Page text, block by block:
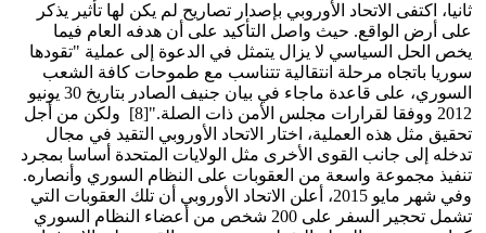
ثانيا، اكتفى الاتحاد الأوروبي بإصدار تصاريح لم يكن لها تأثير يذكر
على أرض الواقع. حيث واصل التأكيد على أن هدفه العام فيما
يخص الحل السياسي لا يزال يتمثل في الدعوة إلى عملية "تقودها
سوريا باتجاه مرحلة انتقالية تتناسب مع طموحات كافة الشعب
السوري، على قاعدة ماجاء في بيان جنيف الصادر بتاريخ 30 يونيو
2012 ووفقا لقرارات مجلس الأمن ذات الصلة."[8] ولكن من أجل
تحقيق مثل هذه العملية، اختار الاتحاد الأوروبي التقيد في مجال
تدخله إلى جانب القوى الأخرى مثل الولايات المتحدة أساسا بمجرد
تنفيذ مجموعة واسعة من العقوبات على النظام السوري وأنصاره.
وفي شهر مايو 2015، أعلن الاتحاد الأوروبي أن تلك العقوبات التي
تشمل تحجير السفر على 200 شخص من أعضاء النظام السوري